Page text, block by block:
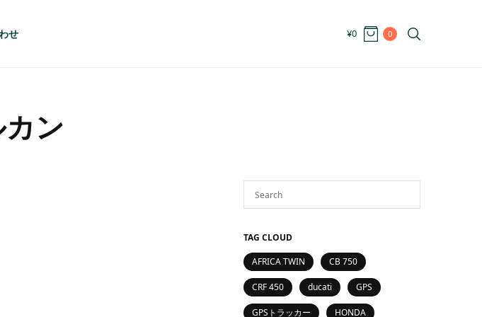
せ ¥0 0
ン
TAG CLOUD
AFRICA TWIN
CB 750
CRF 450 ducati GPS
GPSトラッカー HONDA